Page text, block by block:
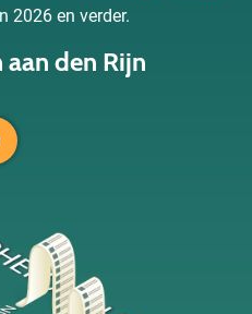
2026 en verder.
den Rijn